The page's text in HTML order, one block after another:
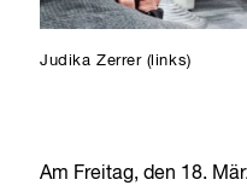
Judika Zerrer (links)
Am Freitag, den 18.